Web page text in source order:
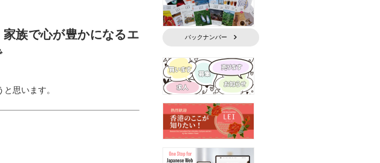
族で心が豊かになるエ
思います。
バックナンバー